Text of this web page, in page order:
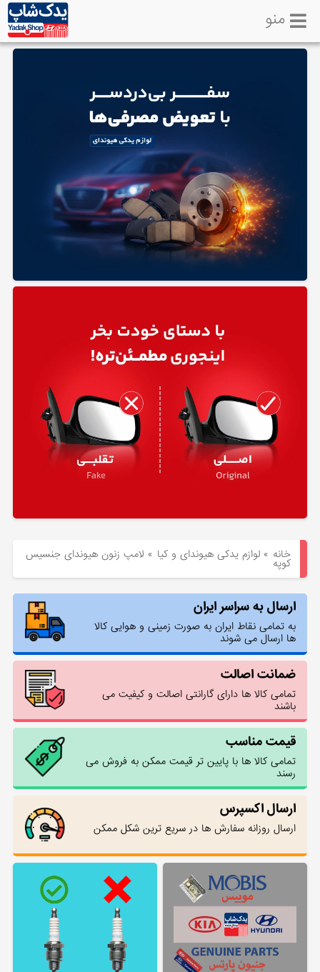
لوازم
منو
خانه »لوازم یدکی هیوندای و کیا » لامپ زنون هیوندای جنسیس
کوپه
ارسال به سراسر ایران
به تمامی نقاط ایران به صورت زمینی و هوایی کالا
ها ارسال می شوند
ضمانت اصالت
تمامی کالا ها دارای گارانتی اصالت و کیفیت می
باشند
قیمت مناسب
تمامی کالا ها با پایین تر قیمت ممکن به فروش می
رسند
ارسال اکسپرس
ارسال روزانه سفارش ها در سریع ترین شکل ممکن